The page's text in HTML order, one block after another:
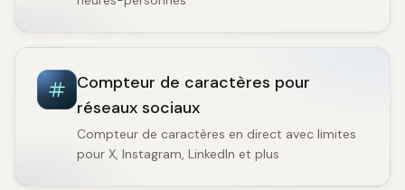
Compteur de caractères pour
réseaux sociaux
Compteur de caractères en direct avec limites
pour X, Instagram, LinkedIn et plus